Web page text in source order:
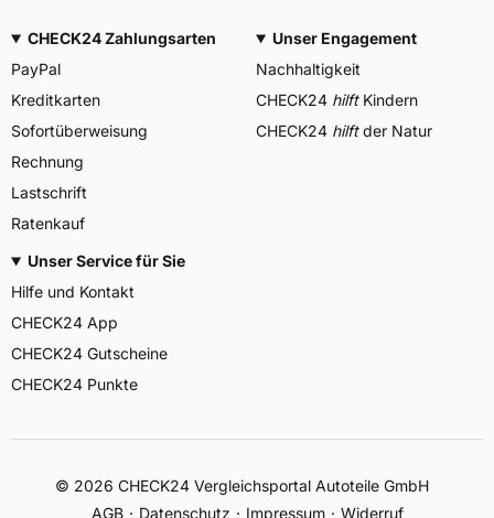
CHECK24 Zahlungsarten
PayPal
Kreditkarten
Sofortüberweisung
Rechnung
Lastschrift
Ratenkauf
Unser Engagement
Nachhaltigkeit
CHECK24 hilftKindern
CHECK24 hilftder Natur
Unser Service für Sie
Hilfe und Kontakt
CHECK24 App
CHECK24 Gutscheine
CHECK24 Punkte
© 2026 CHECK24 Vergleichsportal Autoteile GmbH
AGB
Datenschutz Impressum Widerruf